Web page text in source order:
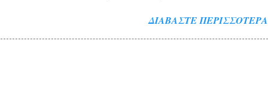
( ΚΑΜΠΟΣ , ΜΑΚΡΥΚΑΜΠΟΣ , ΒΑΘΥΛΑΚΟΣ ) . 3) Από το
Εκ των φυομένων δένδρων και των εν γένει φυτών
, καρπώνυμα τοπωνύμια ( ΚΕΡΑΣΟΥΣ ,
ΔΙΑΒΆΣΤΕ ΠΕΡΙΣΣΌΤΕΡΑ